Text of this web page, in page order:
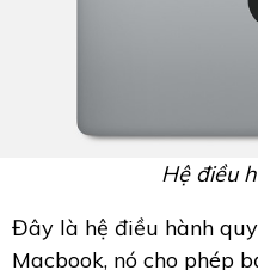
Hệ điều
Đây là hệ điều hành
Macbook, nó cho phép